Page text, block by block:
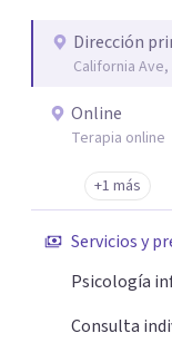
Dirección
California
Online
Terapia online
+1 más
Servicios y
Psicología
Consulta